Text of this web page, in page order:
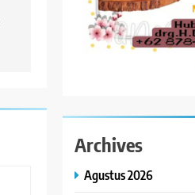
Archives
Agustus 2026